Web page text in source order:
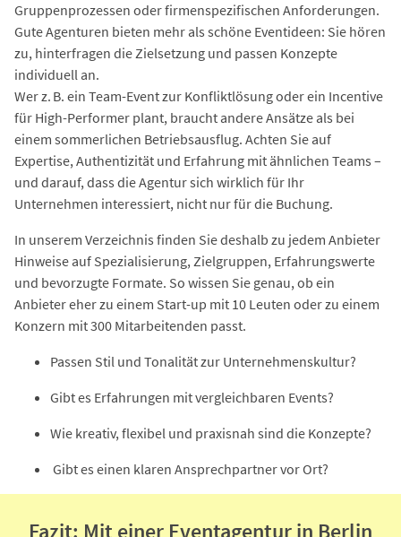
Gruppenprozessen oder firmenspezifischen Anforderungen.
Gute Agenturen bieten mehr als schöne Eventideen: Sie hören
zu, hinterfragen die Zielsetzung und passen Konzepte
individuell an.
Wer z. B. ein Team-Event zur Konfliktlösung oder ein Incentive
für High-Performer plant, braucht andere Ansätze als bei
einem sommerlichen Betriebsausflug. Achten Sie auf
Expertise, Authentizität und Erfahrung mit ähnlichen Teams –
und darauf, dass die Agentur sich wirklich für Ihr
Unternehmen interessiert, nicht nur für die Buchung.
In unserem Verzeichnis finden Sie deshalb zu jedem Anbieter
Hinweise auf Spezialisierung, Zielgruppen, Erfahrungswerte
und bevorzugte Formate. So wissen Sie genau, ob ein
Anbieter eher zu einem Start-up mit 10 Leuten oder zu einem
Konzern mit 300 Mitarbeitenden passt.
Passen Stil und Tonalität zur Unternehmenskultur?
Gibt es Erfahrungen mit vergleichbaren Events?
Wie kreativ, flexibel und praxisnah sind die Konzepte?
Gibt es einen klaren Ansprechpartner vor Ort?